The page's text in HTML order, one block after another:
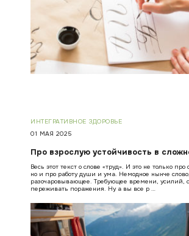
ИНТЕГРАТИВНОЕ ЗДОРОВЬЕ
01 МАЯ 2025
Про взрослую устойчивость в
Весь этот текст о слове «труд». И это не только про
но и про работу души и ума. Немодное нынче слово,
разочаровывающее. Требующее времени, усилий,
переживать поражения. Ну а вы все р …